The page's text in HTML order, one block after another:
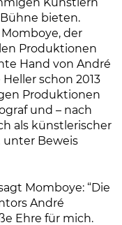
Künstlern
bieten.
der
Produktionen
Hand von André
schon 2013
Produktionen
und – nach
als künstlerischer
unter Beweis
Momboye: “Die
André
Ehre für mich.